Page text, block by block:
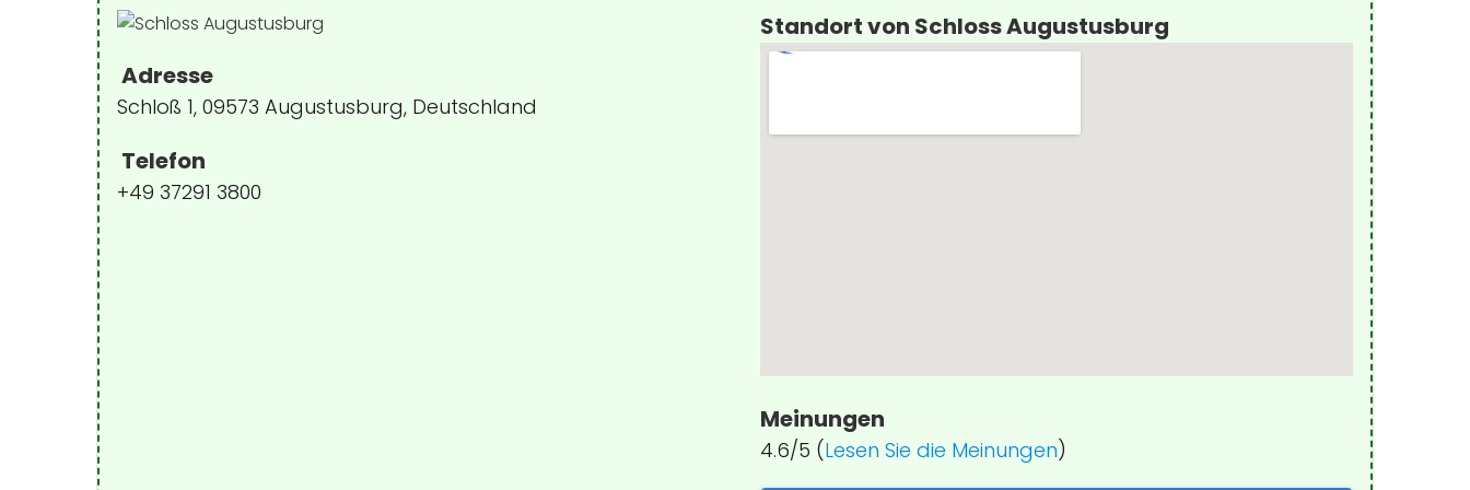
Adresse
Schloß 1, 09573 Augustusburg, Deutschland
Telefon
+49 37291 3800
Standort von Schloss Augustusburg
Meinungen
4.6/5 (Lesen Sie die Meinungen)